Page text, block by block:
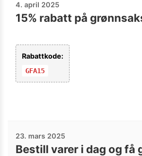
4. april 2025
15% rabatt på
Rabattkode:
GFA15
23. mars 2025
Bestill varer i dag og få